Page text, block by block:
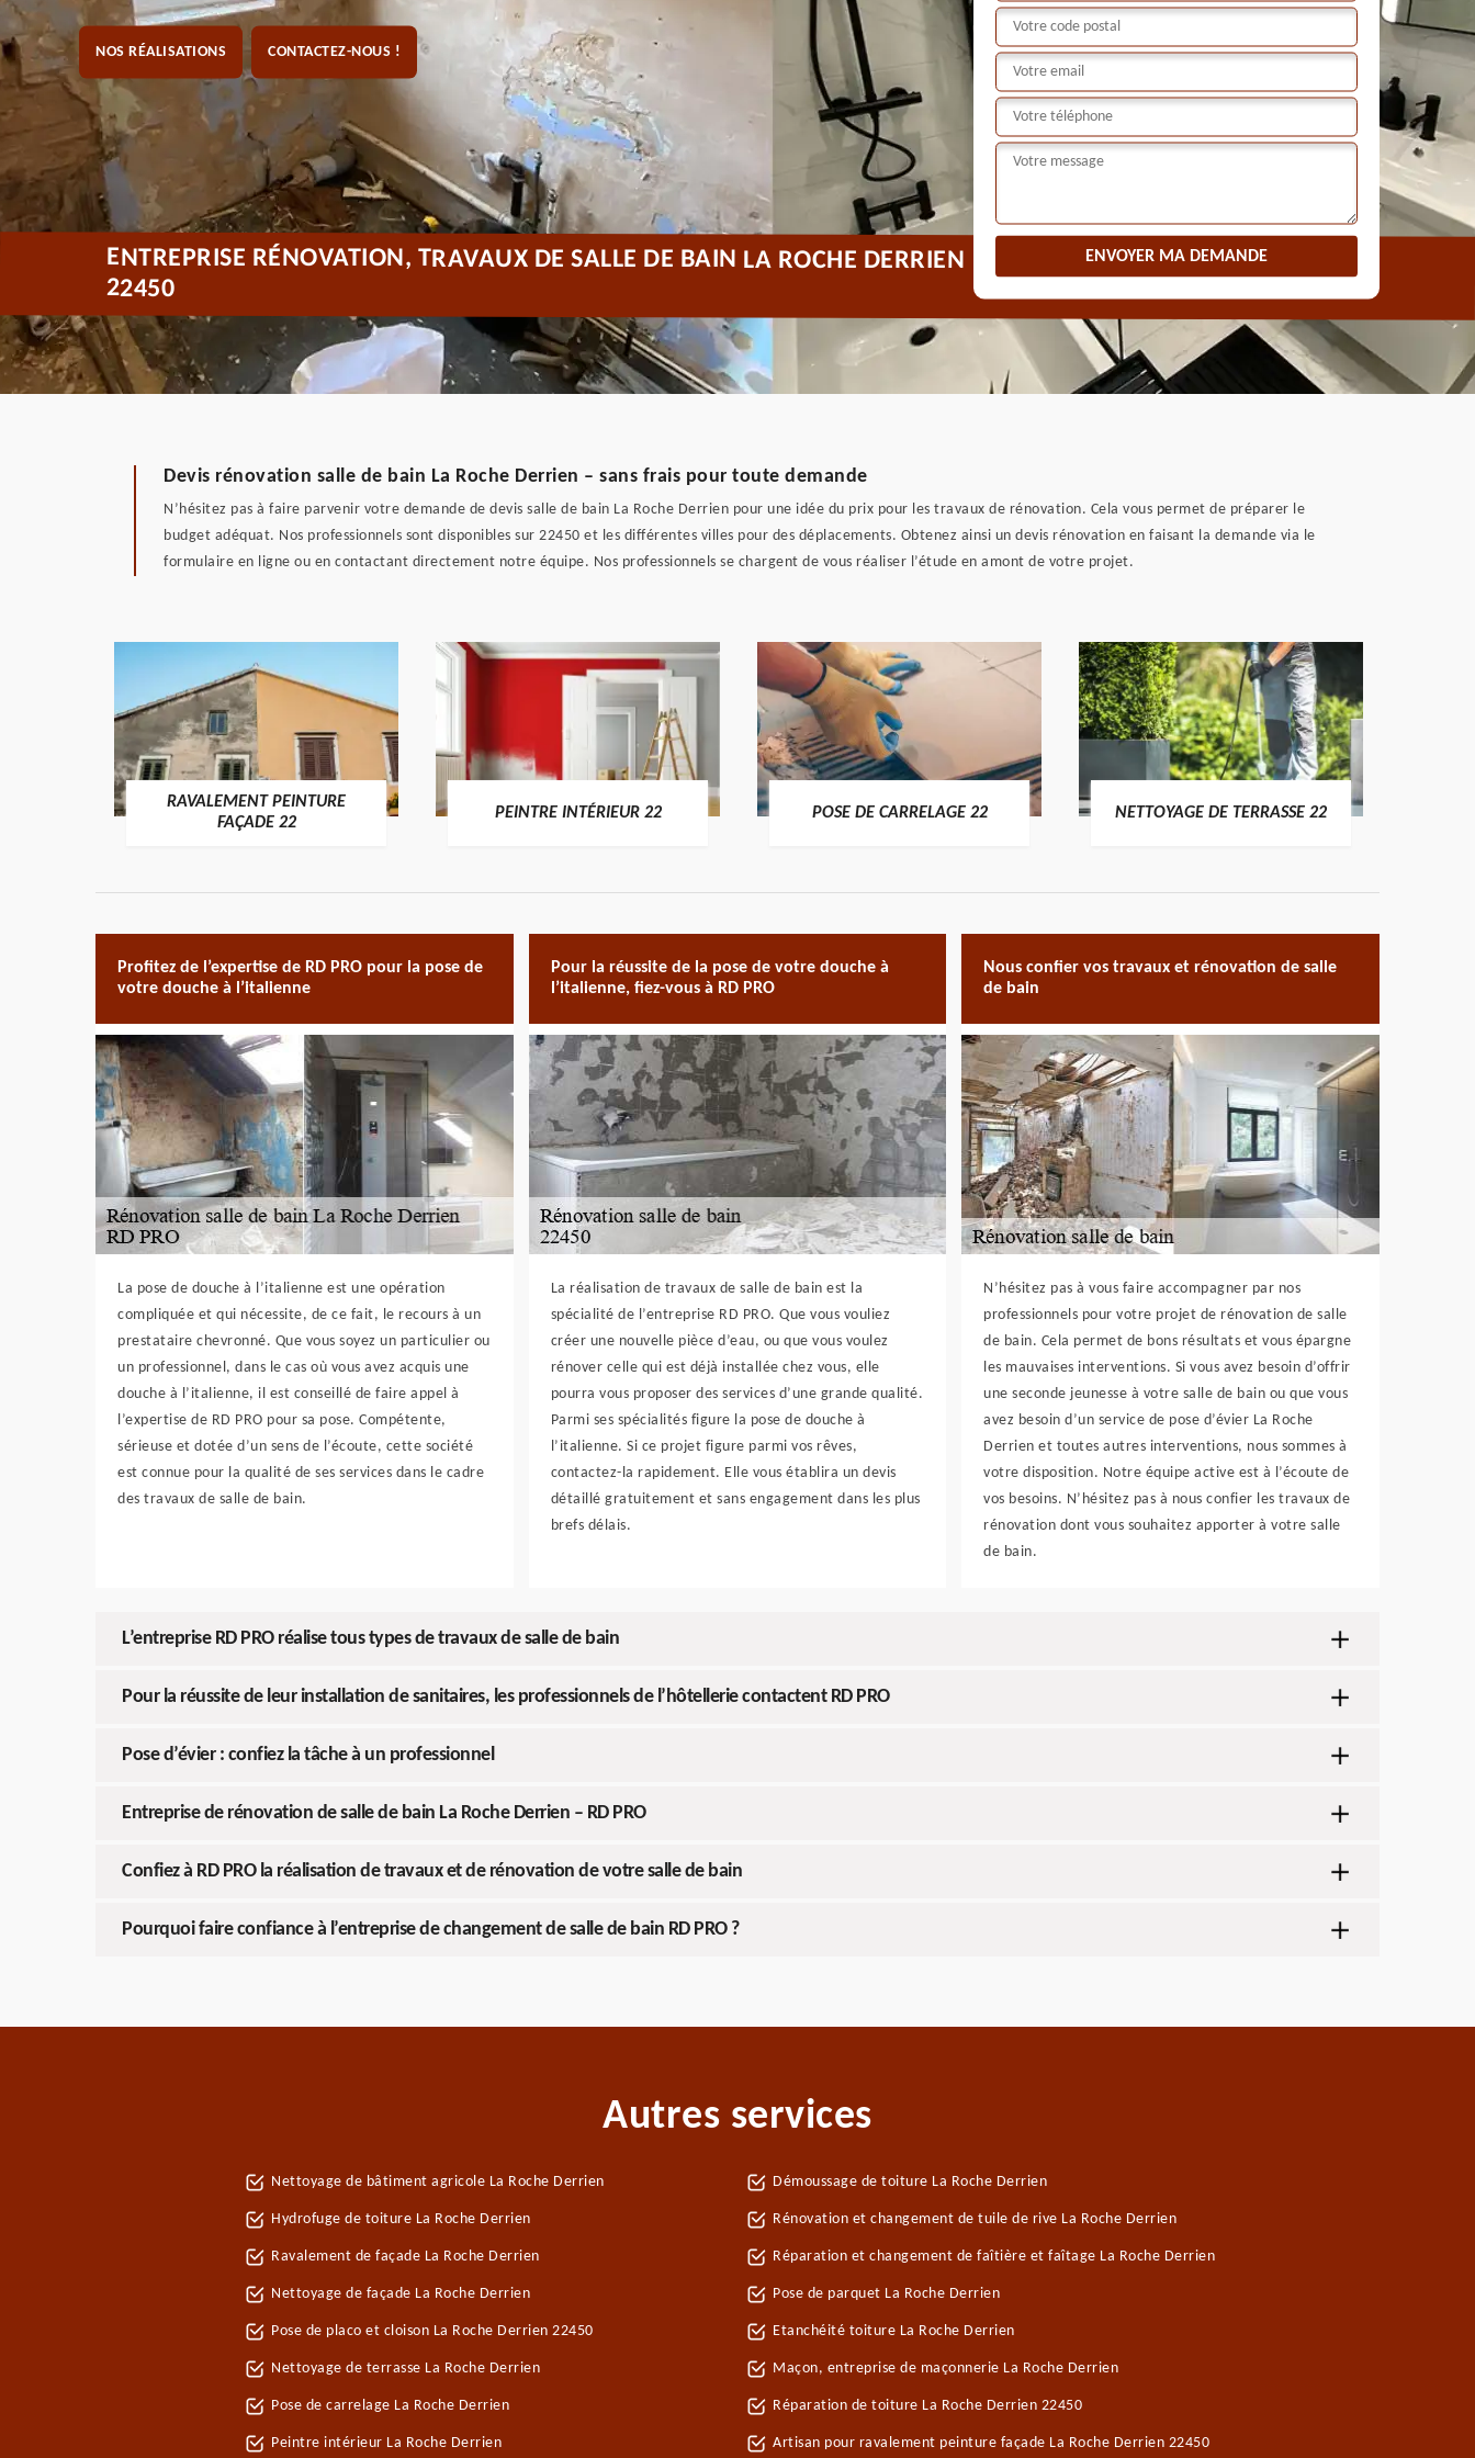
NOS RÉALISATIONS CONTACTEZ-NOUS !
ENTREPRISE RÉNOVATION, TRAVAUX DE SALLE DE BAIN LA ROCHE DERRIEN
22450
Devis rénovation salle de bain La Roche Derrien – sans frais pour toute demande
N’hésitez pas à faire parvenir votre demande de devis salle de bain La Roche Derrien pour une idée du prix pour les travaux de rénovation. Cela vous permet de préparer le
budget adéquat. Nos professionnels sont disponibles sur 22450 et les différentes villes pour des déplacements. Obtenez ainsi un devis rénovation en faisant la demande via le
formulaire en ligne ou en contactant directement notre équipe. Nos professionnels se chargent de vous réaliser l’étude en amont de votre projet.
RAVALEMENT PEINTURE
FAÇADE 22
PEINTRE INTÉRIEUR 22 POSE DE CARRELAGE 22 NETTOYAGE DE TERRASSE 22
Profitez de l’expertise de RD PRO pour la pose de
votre douche à l’italienne
La pose de douche à l’italienne est une opération
compliquée et qui nécessite, de ce fait, le recours à un
prestataire chevronné. Que vous soyez un particulier ou
un professionnel, dans le cas où vous avez acquis une
douche à l’italienne, il est conseillé de faire appel à
l’expertise de RD PRO pour sa pose. Compétente,
sérieuse et dotée d’un sens de l’écoute, cette société
est connue pour la qualité de ses services dans le cadre
des travaux de salle de bain.
Pour la réussite de la pose de votre douche à
l’italienne, fiez-vous à RD PRO
La réalisation de travaux de salle de bain est la
spécialité de l’entreprise RD PRO. Que vous vouliez
créer une nouvelle pièce d’eau, ou que vous voulez
rénover celle qui est déjà installée chez vous, elle
pourra vous proposer des services d’une grande qualité.
Parmi ses spécialités figure la pose de douche à
l’italienne. Si ce projet figure parmi vos rêves,
contactez-la rapidement. Elle vous établira un devis
détaillé gratuitement et sans engagement dans les plus
brefs délais.
Nous confier vos travaux et rénovation de salle
de bain
N’hésitez pas à vous faire accompagner par nos
professionnels pour votre projet de rénovation de salle
de bain. Cela permet de bons résultats et vous épargne
les mauvaises interventions. Si vous avez besoin d’offrir
une seconde jeunesse à votre salle de bain ou que vous
avez besoin d’un service de pose d’évier La Roche
Derrien et toutes autres interventions, nous sommes à
votre disposition. Notre équipe active est à l’écoute de
vos besoins. N’hésitez pas à nous confier les travaux de
rénovation dont vous souhaitez apporter à votre salle
de bain.
L’entreprise RD PRO réalise tous types de travaux de salle de bain
Pour la réussite de leur installation de sanitaires, les professionnels de l’hôtellerie contactent RD PRO
Pose d’évier : confiez la tâche à un professionnel
Entreprise de rénovation de salle de bain La Roche Derrien – RD PRO
Confiez à RD PRO la réalisation de travaux et de rénovation de votre salle de bain
Pourquoi faire confiance à l’entreprise de changement de salle de bain RD PRO ?
Autres services
Nettoyage de bâtiment agricole La Roche Derrien
Hydrofuge de toiture La Roche Derrien
Ravalement de façade La Roche Derrien
Nettoyage de façade La Roche Derrien
Pose de placo et cloison La Roche Derrien 22450
Nettoyage de terrasse La Roche Derrien
Pose de carrelage La Roche Derrien
Peintre intérieur La Roche Derrien
Démoussage de toiture La Roche Derrien
Rénovation et changement de tuile de rive La Roche Derrien
Réparation et changement de faîtière et faîtage La Roche Derrien
Pose de parquet La Roche Derrien
Etanchéité toiture La Roche Derrien
Maçon, entreprise de maçonnerie La Roche Derrien
Réparation de toiture La Roche Derrien 22450
Artisan pour ravalement peinture façade La Roche Derrien 22450